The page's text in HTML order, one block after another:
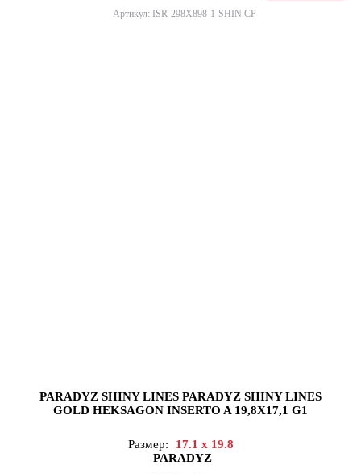
Артикул: ISR-298X898-1-SHIN.CP
PARADYZ SHINY LINES PARADYZ SHINY LINES
GOLD HEKSAGON INSERTO A 19,8X17,1 G1
Размер:
17.1 x 19.8
PARADYZ